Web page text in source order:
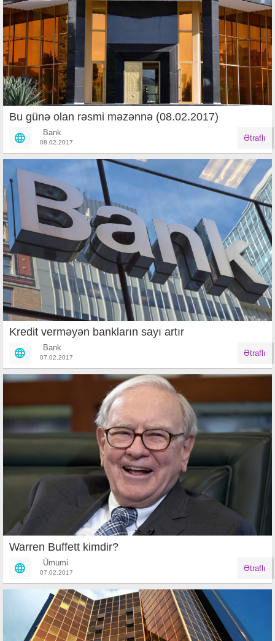
Bu günə olan rəsmi məzənnə (08.02.2017)
Bank
08.02.2017 Ətraflı
Kredit verməyən bankların sayı artır
Bank
07.02.2017 Ətraflı
Warren Buffett kimdir?
Ümumi
07.02.2017 Ətraflı